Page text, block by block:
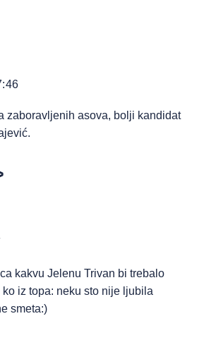
zaboravljenih asova, bolji kandidat
kakvu Jelenu Trivan bi trebalo
iz topa: neku sto nije ljubila
smeta:)